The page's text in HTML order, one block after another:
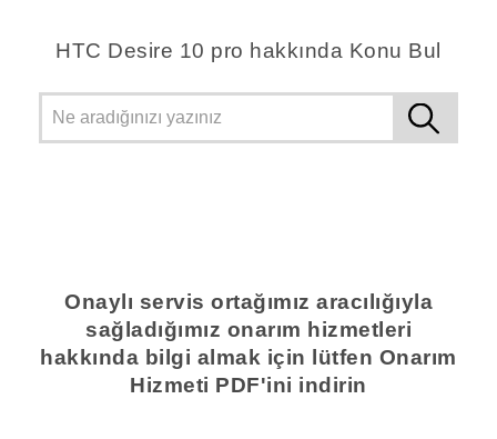
HTC Desire 10 pro hakkında Konu Bul
Onaylı servis ortağımız aracılığıyla
sağladığımız onarım hizmetleri
hakkında bilgi almak için lütfen Onarım
Hizmeti PDF'ini indirin